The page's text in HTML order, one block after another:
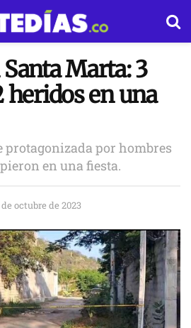
Marta: 3
heridos en una
por hombres
en una fiesta.
octubre de 2023